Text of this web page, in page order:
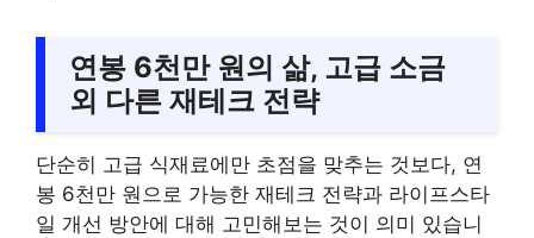
연봉 6천만 원의 삶, 고급 소금
외 다른 재테크 전략
단순히 고급 식재료에만 초점을 맞추는 것보다, 연
봉 6천만 원으로 가능한 재테크 전략과 라이프스타
일 개선 방안에 대해 고민해보는 것이 의미 있습니